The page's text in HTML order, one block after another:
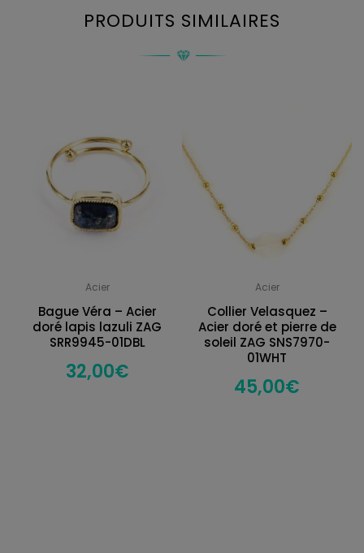
PRODUITS SIMILAIRES
Acier
Bague Véra – Acier
doré lapis lazuli ZAG
SRR9945-01DBL
32,00€
Acier
Collier Velasquez –
Acier doré et pierre de
soleil ZAG SNS7970-
01WHT
45,00€